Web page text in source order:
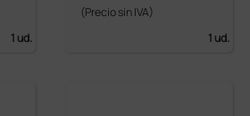
1 ud.
(Precio sin IVA)
1 ud.